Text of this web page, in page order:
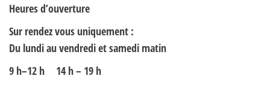
Heures d’ouverture
Sur rendez vous uniquement :
Du lundi au vendredi et samedi matin
9 h–12 h 14 h – 19 h